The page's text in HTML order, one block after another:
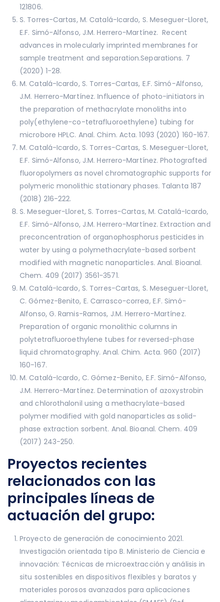
121806.
S. Torres-Cartas, M. Catalá-Icardo, S. Meseguer-Lloret,
E.F. Simó-Alfonso, J.M. Herrero-Martínez. Recent
advances in molecularly imprinted membranes for
sample treatment and separation.Separations. 7
(2020) 1-28.
M. Catalá-Icardo, S. Torres-Cartas, E.F. Simó-Alfonso,
J.M. Herrero-Martínez. Influence of photo-initiators in
the preparation of methacrylate monoliths into
poly(ethylene-co-tetrafluoroethylene) tubing for
microbore HPLC. Anal. Chim. Acta. 1093 (2020) 160-167.
M. Catalá-Icardo, S. Torres-Cartas, S. Meseguer-Lloret,
E.F. Simó-Alfonso, J.M. Herrero-Martínez. Photografted
fluoropolymers as novel chromatographic supports for
polymeric monolithic stationary phases. Talanta 187
(2018) 216-222.
S. Meseguer-Lloret, S. Torres-Cartas, M. Catalá-Icardo,
E.F. Simó-Alfonso, J.M. Herrero-Martínez. Extraction and
preconcentration of organophosphorus pesticides in
water by using a polymethacrylate-based sorbent
modified with magnetic nanoparticles. Anal. Bioanal.
Chem. 409 (2017) 3561-3571.
M. Catalá-Icardo, S. Torres-Cartas, S. Meseguer-Lloret,
C. Gómez-Benito, E. Carrasco-correa, E.F. Simó-
Alfonso, G. Ramis-Ramos, J.M. Herrero-Martínez.
Preparation of organic monolithic columns in
polytetrafluoroethylene tubes for reversed-phase
liquid chromatography. Anal. Chim. Acta. 960 (2017)
160-167.
M. Catalá-Icardo, C. Gómez-Benito, E.F. Simó-Alfonso,
J.M. Herrero-Martínez. Determination of azoxystrobin
and chlorothalonil using a methacrylate-based
polymer modified with gold nanoparticles as solid-
phase extraction sorbent. Anal. Bioanal. Chem. 409
(2017) 243-250.
Proyectos recientes
relacionados con las
principales líneas de
actuación del grupo:
Proyecto de generación de conocimiento 2021.
Investigación orientada tipo B. Ministerio de Ciencia e
innovación: Técnicas de microextracción y análisis in
situ sostenibles en dispositivos flexibles y baratos y
materiales porosos avanzados para aplicaciones